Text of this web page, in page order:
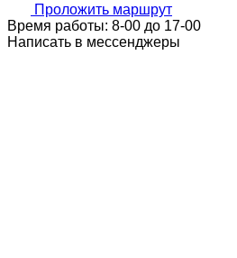
Проложить маршрут
Время работы: 8-00 до 17-00
Написать в мессенджеры